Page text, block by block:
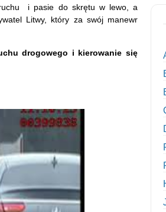
ruchu i pasie do skrętu w lewo, a
Litwy, który za swój manewr
drogowego i kierowanie się
znakiem ostrzegającym o